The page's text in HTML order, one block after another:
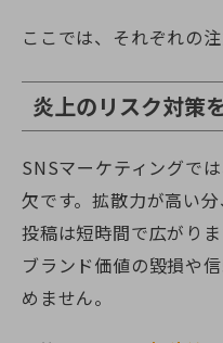
ここでは、それぞれの
炎上のリスク対策
SNSマーケティングでは
欠です。拡散力が高い
投稿は短時間で広がり
ブランド価値の毀損や
めません。